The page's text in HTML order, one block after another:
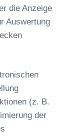
die Anzeige
Auswertung
(z. B.
der